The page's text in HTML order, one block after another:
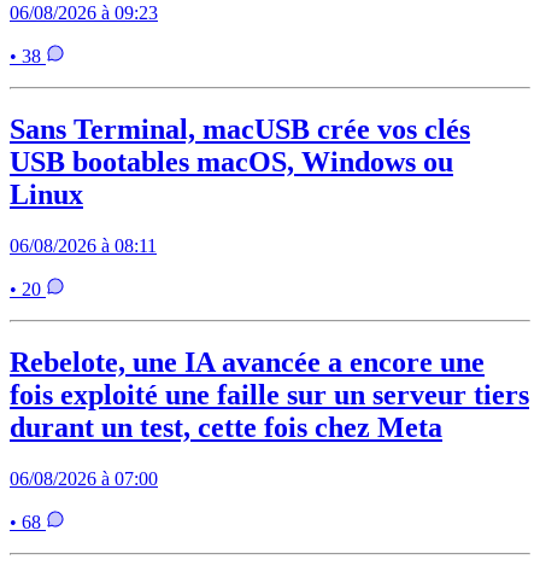
06/08/2026 à 09:23
• 38
Sans Terminal, macUSB crée vos clés
USB bootables macOS, Windows ou
Linux
06/08/2026 à 08:11
• 20
Rebelote, une IA avancée a encore une
fois exploité une faille sur un serveur tiers
durant un test, cette fois chez Meta
06/08/2026 à 07:00
• 68